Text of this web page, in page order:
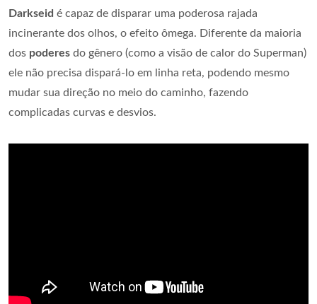
Darkseid é capaz de disparar uma poderosa rajada
incinerante dos olhos, o efeito ômega. Diferente da maioria
dos poderes do gênero (como a visão de calor do Superman)
ele não precisa dispará-lo em linha reta, podendo mesmo
mudar sua direção no meio do caminho, fazendo
complicadas curvas e desvios.